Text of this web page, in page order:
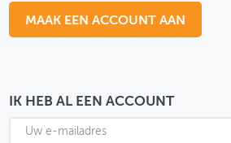
THEMASITES
MIJN PROFIEL
MAAK EEN ACCOUNT AAN
IK HEB AL EEN ACCOUNT